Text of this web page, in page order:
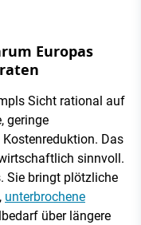
Europas
Sicht rational auf
geringe
Das
sinnvoll.
Sie bringt plötzliche
unterbrochene
über längere